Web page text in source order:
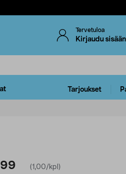
Tervetuloa
Kirjaudu
Tarjoukset
(1,00/kpl)